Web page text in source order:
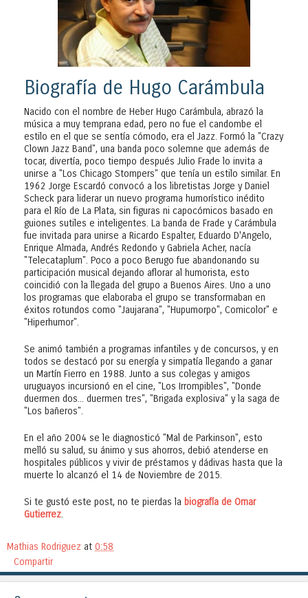
Biografía de Hugo Carámbula
Nacido con el nombre de Heber Hugo Carámbula, abrazó la
música a muy temprana edad, pero no fue el candombe el
estilo en el que se sentía cómodo, era el Jazz. Formó la "Crazy
Clown Jazz Band", una banda poco solemne que además de
tocar, divertía, poco tiempo después Julio Frade lo invita a
unirse a "Los Chicago Stompers" que tenía un estilo similar. En
1962 Jorge Escardó convocó a los libretistas Jorge y Daniel
Scheck para liderar un nuevo programa humorístico inédito
para el Río de La Plata, sin figuras ni capocómicos basado en
guiones sutiles e inteligentes. La banda de Frade y Carámbula
fue invitada para unirse a Ricardo Espalter, Eduardo D'Angelo,
Enrique Almada, Andrés Redondo y Gabriela Acher, nacía
"Telecataplum". Poco a poco Berugo fue abandonando su
participación musical dejando aflorar al humorista, esto
coincidió con la llegada del grupo a Buenos Aires. Uno a uno
los programas que elaboraba el grupo se transformaban en
éxitos rotundos como "Jaujarana", "Hupumorpo", Comicolor" e
"Hiperhumor".
Se animó también a programas infantiles y de concursos, y en
todos se destacó por su energía y simpatía llegando a ganar
un Martín Fierro en 1988. Junto a sus colegas y amigos
uruguayos incursionó en el cine, "Los Irrompibles", "Donde
duermen dos... duermen tres", "Brigada explosiva" y la saga de
"Los bañeros".
En el año 2004 se le diagnosticó "Mal de Parkinson", esto
melló su salud, su ánimo y sus ahorros, debió atenderse en
hospitales públicos y vivir de préstamos y dádivas hasta que la
muerte lo alcanzó el 14 de Noviembre de 2015.
Si te gustó este post, no te pierdas la biografía de Omar
Gutierrez.
Mathias Rodriguez at 0:58
Compartir